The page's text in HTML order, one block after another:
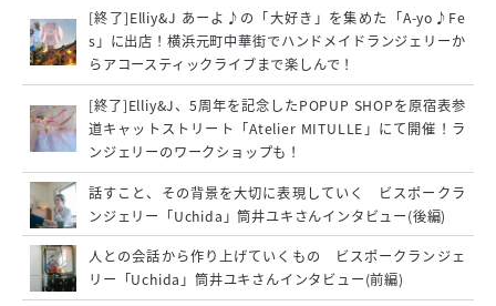
[終了]Elliy&J あーよ♪の「大好き」を集めた「A-yo♪Fe
s」に出店！横浜元町中華街でハンドメイドランジェリーか
らアコースティックライブまで楽しんで！
[終了]Elliy&J、5周年を記念したPOPUP SHOPを原宿表参
道キャットストリート「Atelier MITULLE」にて開催！ラ
ンジェリーのワークショップも！
話すこと、その背景を大切に表現していく ビスポークラ
ンジェリー「Uchida」筒井ユキさんインタビュー(後編)
人との会話から作り上げていくもの ビスポークランジェ
リー「Uchida」筒井ユキさんインタビュー(前編)